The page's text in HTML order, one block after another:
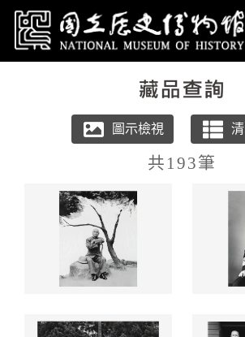
跳到主要內容
國立歷史博物館
網頁導覽
共193筆